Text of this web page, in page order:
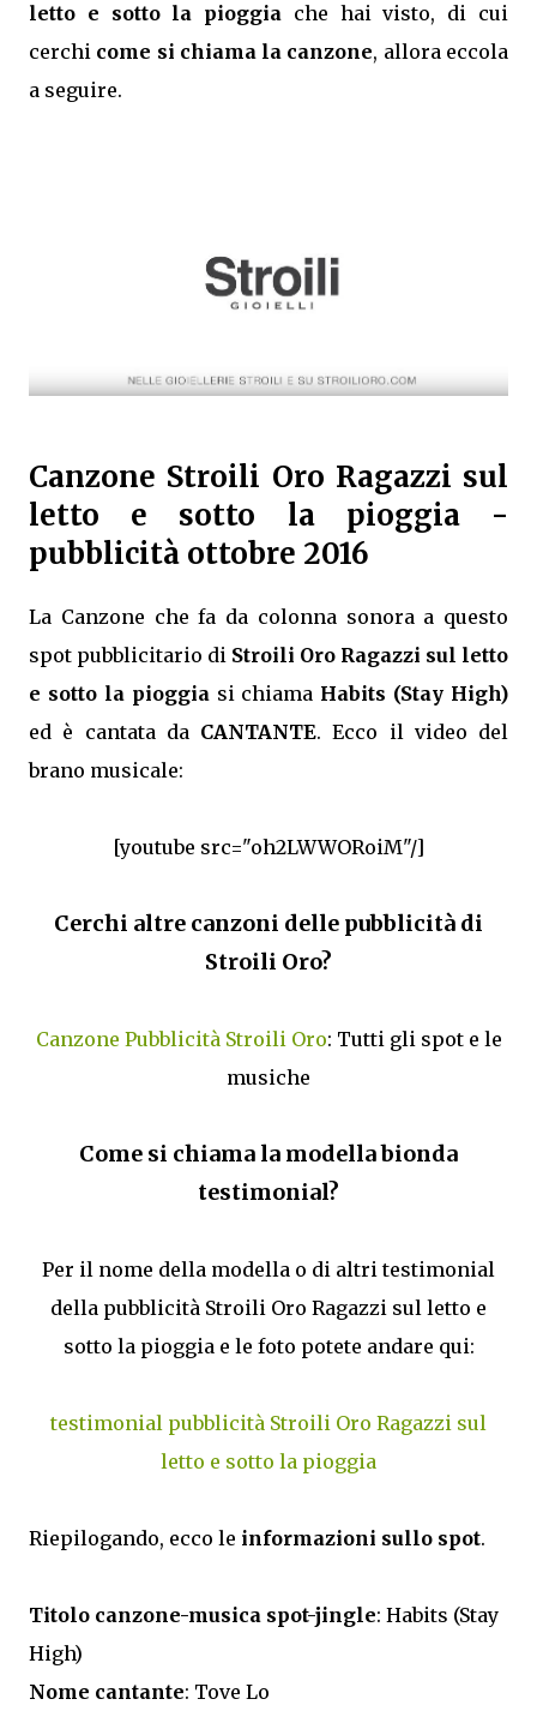
letto e sotto la pioggia che hai visto, di cui
cerchi come si chiama la canzone, allora eccola
a seguire.
Canzone Stroili Oro Ragazzi sul
letto e sotto la pioggia -
pubblicità ottobre 2016
La Canzone che fa da colonna sonora a questo
spot pubblicitario di Stroili Oro Ragazzi sul letto
e sotto la pioggiasi chiama Habits (Stay High)
ed è cantata da CANTANTE. Ecco il video del
brano musicale:
[youtube src="oh2LWWORoiM"/]
Cerchi altre canzoni delle pubblicità di
Stroili Oro?
Canzone Pubblicità Stroili Oro: Tutti gli spot e le
musiche
Come si chiama la modella bionda
testimonial?
Per il nome della modella o di altri testimonial
della pubblicità Stroili Oro Ragazzi sul letto e
sotto la pioggia e le foto potete andare qui:
testimonial pubblicità Stroili Oro Ragazzi sul
letto e sotto la pioggia
Riepilogando, ecco le informazioni sullo spot.
Titolo canzone-musica spot-jingle: Habits (Stay
High)
Nome cantante: Tove Lo